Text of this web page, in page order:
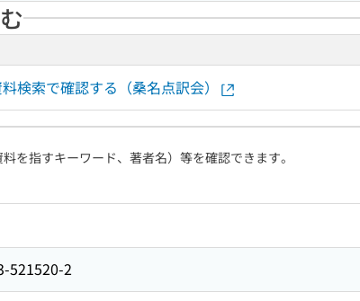
検索で確認する（桑名点訳会）
を指すキーワード、著者名）等を確認できます。
521520-2